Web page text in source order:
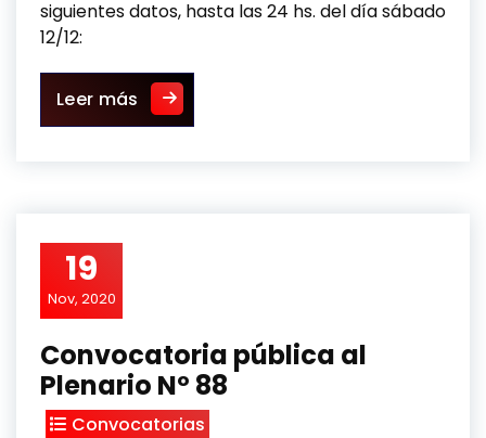
siguientes datos, hasta las 24 hs. del día sábado
12/12:
Leer más Convocatoria pública al Plenario Nº
19
Nov, 2020
Convocatoria pública al
Plenario Nº 88
Convocatorias